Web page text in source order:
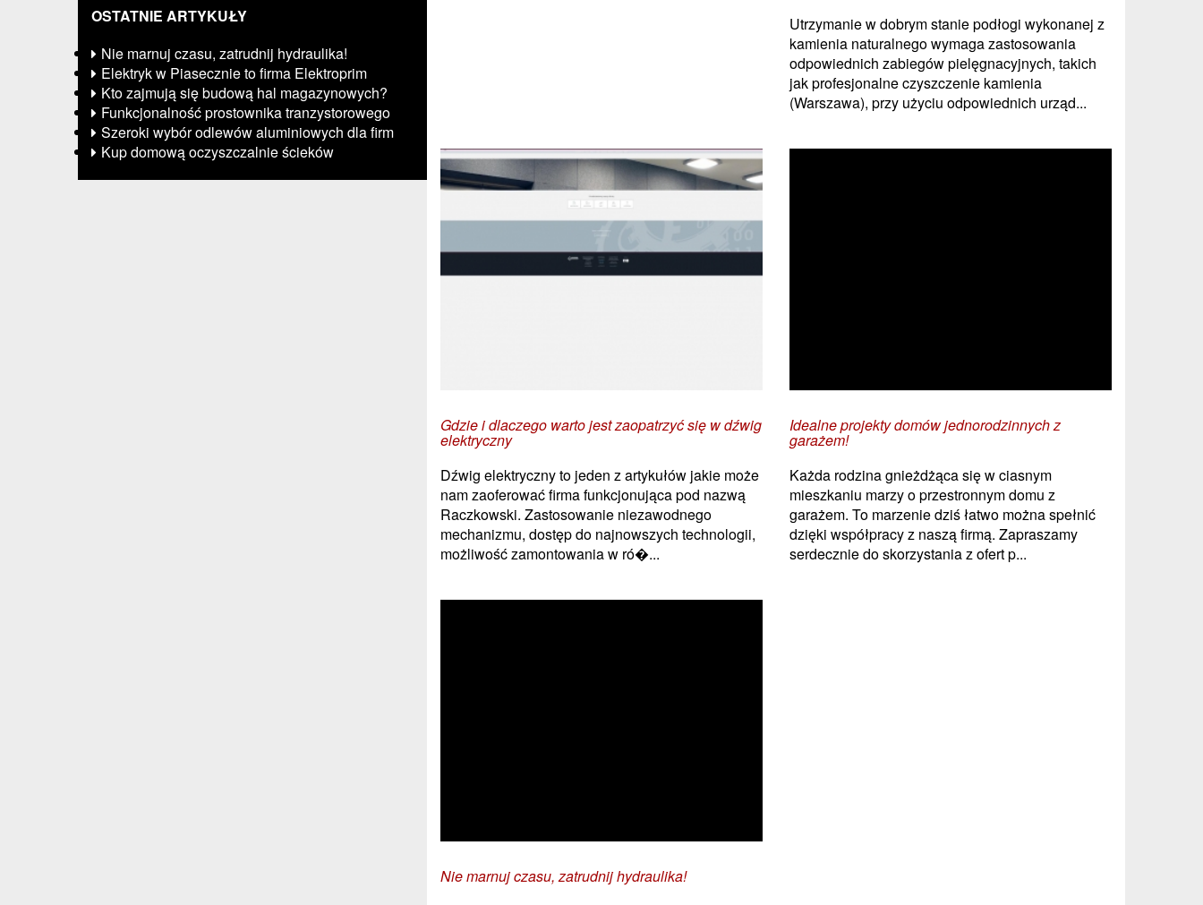
OSTATNIE ARTYKUŁY
Nie marnuj czasu, zatrudnij hydraulika!
Elektryk w Piasecznie to firma Elektroprim
Kto zajmują się budową hal magazynowych?
Funkcjonalność prostownika tranzystorowego
Szeroki wybór odlewów aluminiowych dla firm
Kup domową oczyszczalnie ścieków
Utrzymanie w dobrym stanie podłogi wykonanej z
kamienia naturalnego wymaga zastosowania
odpowiednich zabiegów pielęgnacyjnych, takich
jak profesjonalne czyszczenie kamienia
(Warszawa), przy użyciu odpowiednich urząd...
Gdzie i dlaczego warto jest zaopatrzyć się w dźwig
elektryczny
Dźwig elektryczny to jeden z artykułów jakie może
nam zaoferować firma funkcjonująca pod nazwą
Raczkowski. Zastosowanie niezawodnego
mechanizmu, dostęp do najnowszych technologii,
możliwość zamontowania w ró�...
Idealne projekty domów jednorodzinnych z
garażem!
Każda rodzina gnieżdżąca się w ciasnym
mieszkaniu marzy o przestronnym domu z
garażem. To marzenie dziś łatwo można spełnić
dzięki współpracy z naszą firmą. Zapraszamy
serdecznie do skorzystania z ofert p...
Nie marnuj czasu, zatrudnij hydraulika!